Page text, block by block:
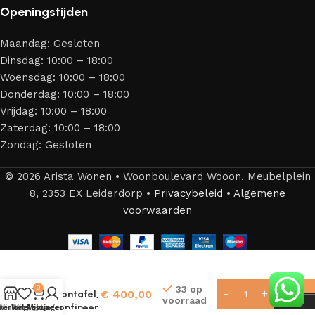
Openingstijden
Maandag: Gesloten
Dinsdag: 10:00 – 18:00
Woensdag: 10:00 – 18:00
Donderdag: 10:00 – 18:00
Vrijdag: 10:00 – 18:00
Zaterdag: 10:00 – 18:00
Zondag: Gesloten
© 2026 Arista Wonen • Woonboulevard Wooon, Meubelplein
8, 2353 EX Leiderdorp • Privacybeleid • Algemene
voorwaarden
Salontafel,
eikenfineer,
€ 400,00
33 op
voorraad
0
Winkelwagen
Mijn account